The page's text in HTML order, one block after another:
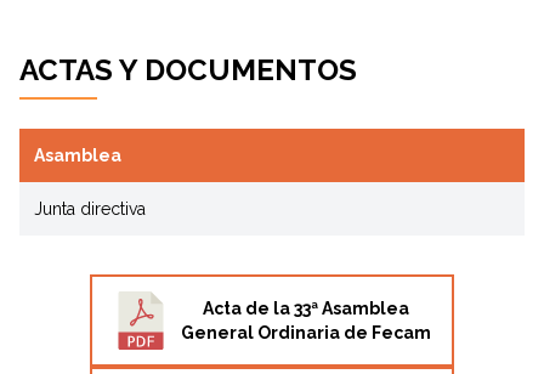
Desde el año 2008 trabaja en el departamento de
ACTAS Y DOCUMENTOS
Asamblea
Junta directiva
Acta de la 33ª Asamblea
General Ordinaria de Fecam